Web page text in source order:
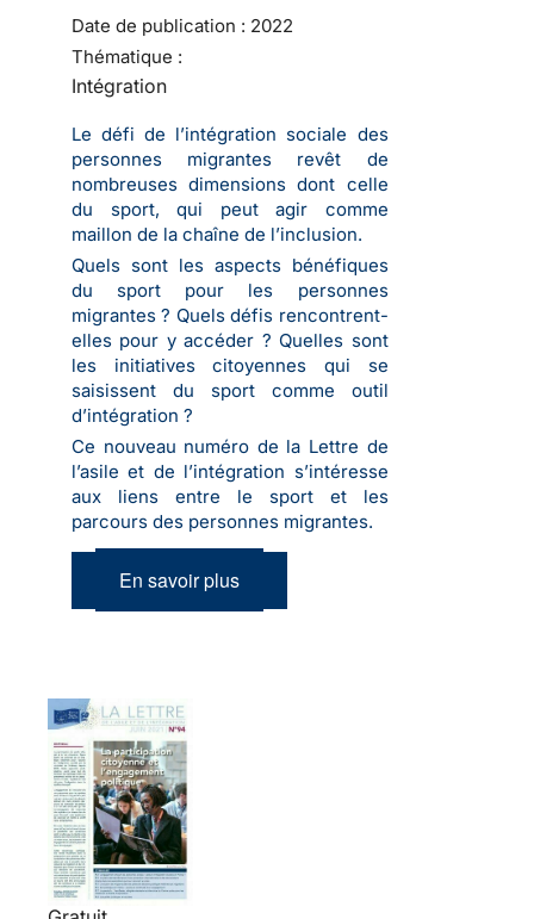
Date de publication : 2022
Thématique :
Intégration
Le défi de l’intégration sociale des
personnes migrantes revêt de
nombreuses dimensions dont celle
du sport, qui peut agir comme
maillon de la chaîne de l’inclusion.
Quels sont les aspects bénéfiques
du sport pour les personnes
migrantes ? Quels défis rencontrent-
elles pour y accéder ? Quelles sont
les initiatives citoyennes qui se
saisissent du sport comme outil
d’intégration ?
Ce nouveau numéro de la Lettre de
l’asile et de l’intégration s’intéresse
aux liens entre le sport et les
parcours des personnes migrantes.
En savoir plus